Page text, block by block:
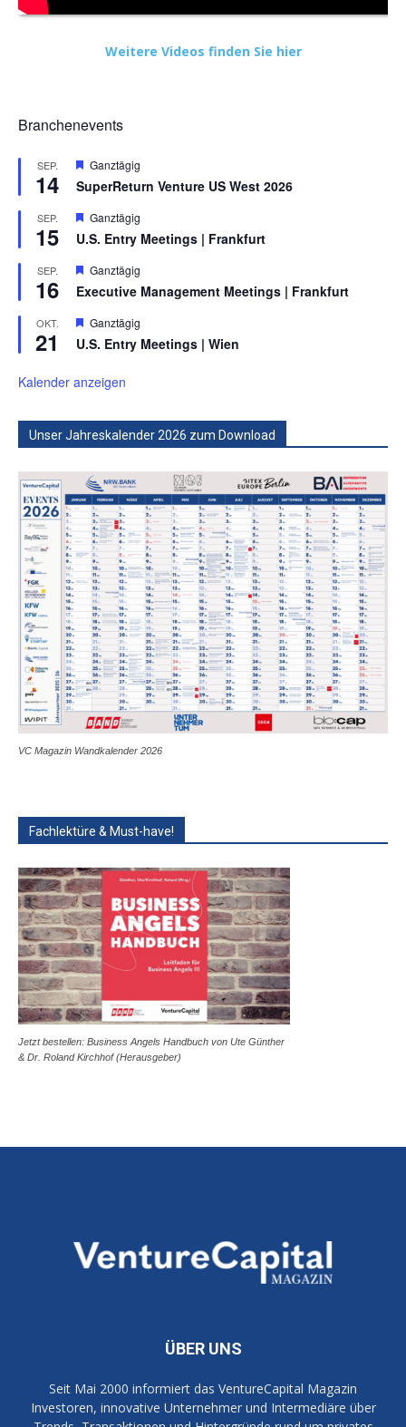
Weitere Videos finden Sie hier
Branchenevents
SEP.
14
Hervorgehoben
Ganztägig
SuperReturn Venture US West 2026
SEP.
15
Hervorgehoben
Ganztägig
U.S. Entry Meetings | Frankfurt
SEP.
16
Hervorgehoben
Ganztägig
Executive Management Meetings | Frankfurt
OKT.
21
Hervorgehoben
Ganztägig
U.S. Entry Meetings | Wien
Kalender anzeigen
Unser Jahreskalender 2026 zum Download
VC Magazin Wandkalender 2026
Fachlektüre & Must-have!
Jetzt bestellen: Business Angels Handbuch von Ute Günther
& Dr. Roland Kirchhof (Herausgeber)
ÜBER UNS
Seit Mai 2000 informiert das VentureCapital Magazin
Investoren, innovative Unternehmer und Intermediäre über